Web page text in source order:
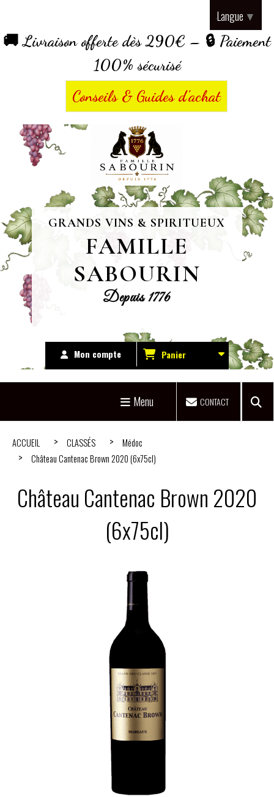
🚚 Livraison offerte dès 290€ – 🔒 Paiement
100% sécurisé
Conseils & Guides d’achat
GRANDS VINS & SPIRITUEUX
FAMILLE
SABOURIN
Depuis 1776
Mon compte Panier
Menu CONTACT
ACCUEIL CLASSÉS
Médoc
Château Cantenac Brown 2020 (6x75cl)
Château Cantenac Brown 2020
(6x75cl)
Langue ▼